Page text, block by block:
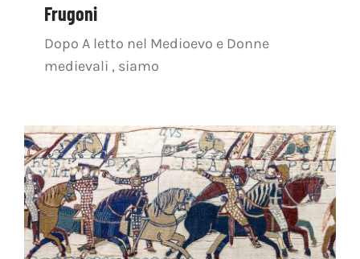
Frugoni
Dopo A letto nel Medioevo e Donne
medievali , siamo